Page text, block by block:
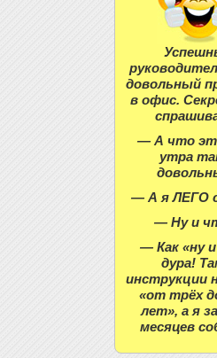
довольный
в офис.
— А что
утра
— А я ЛЕГО
— Ну и
— Как «ну
дура!
инструкции
«от трёх
лет», а я
месяцев